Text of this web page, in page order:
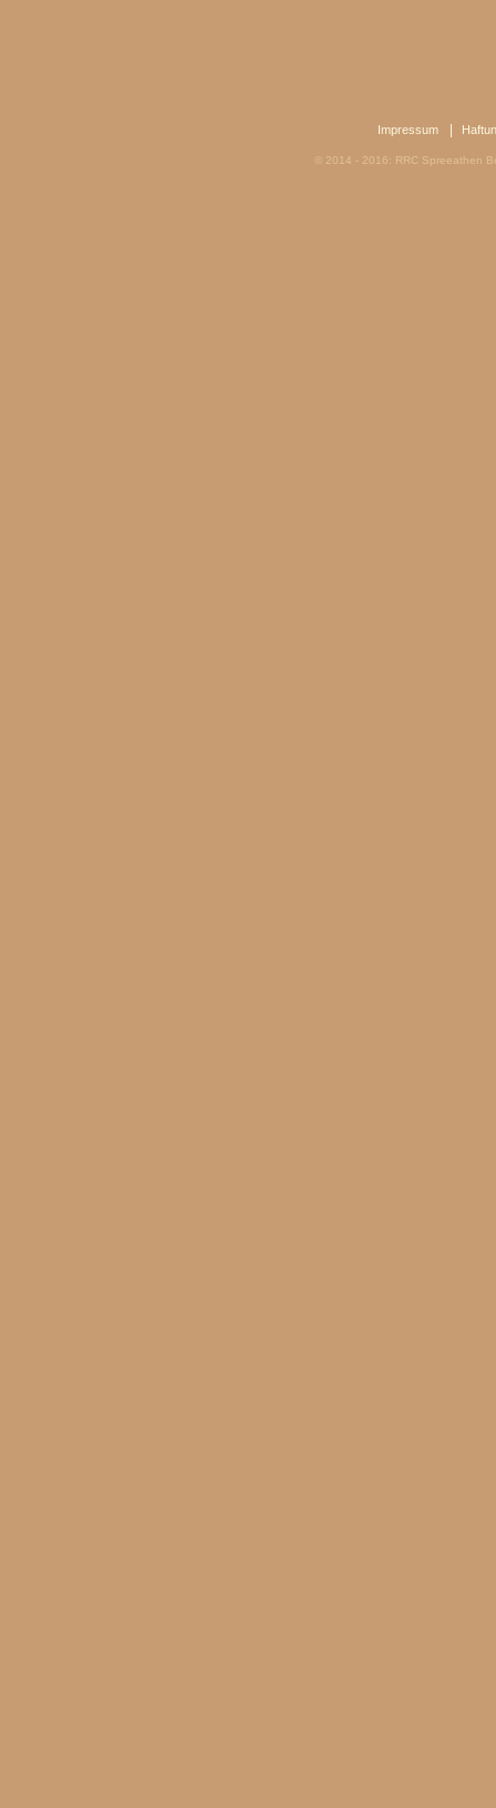
Impressum
© 2014 - 2016: RRC Spreeathen